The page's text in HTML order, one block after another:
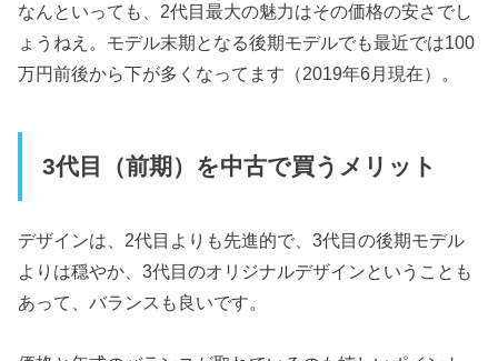
なんといっても、2代目最大の魅力はその価格の安さでし
ょうねえ。モデル末期となる後期モデルでも最近では100
万円前後から下が多くなってます（2019年6月現在）。
3代目（前期）を中古で買うメリット
デザインは、2代目よりも先進的で、3代目の後期モデル
よりは穏やか、3代目のオリジナルデザインということも
あって、バランスも良いです。